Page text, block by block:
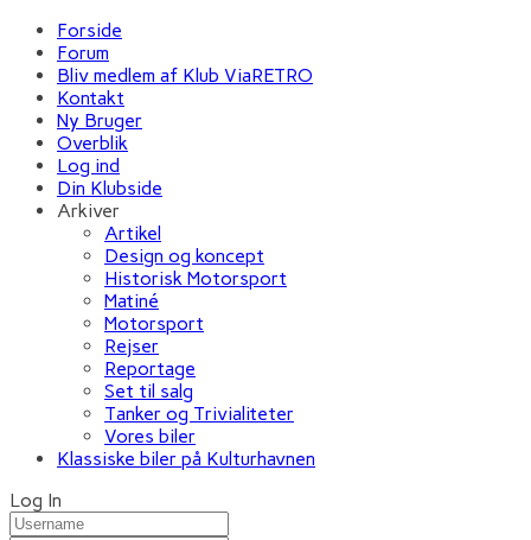
Forside
Forum
Bliv medlem af Klub ViaRETRO
Kontakt
Ny Bruger
Overblik
Log ind
Din Klubside
Arkiver
Artikel
Design og koncept
Historisk Motorsport
Matiné
Motorsport
Rejser
Reportage
Set til salg
Tanker og Trivialiteter
Vores biler
Klassiske biler på Kulturhavnen
Log In